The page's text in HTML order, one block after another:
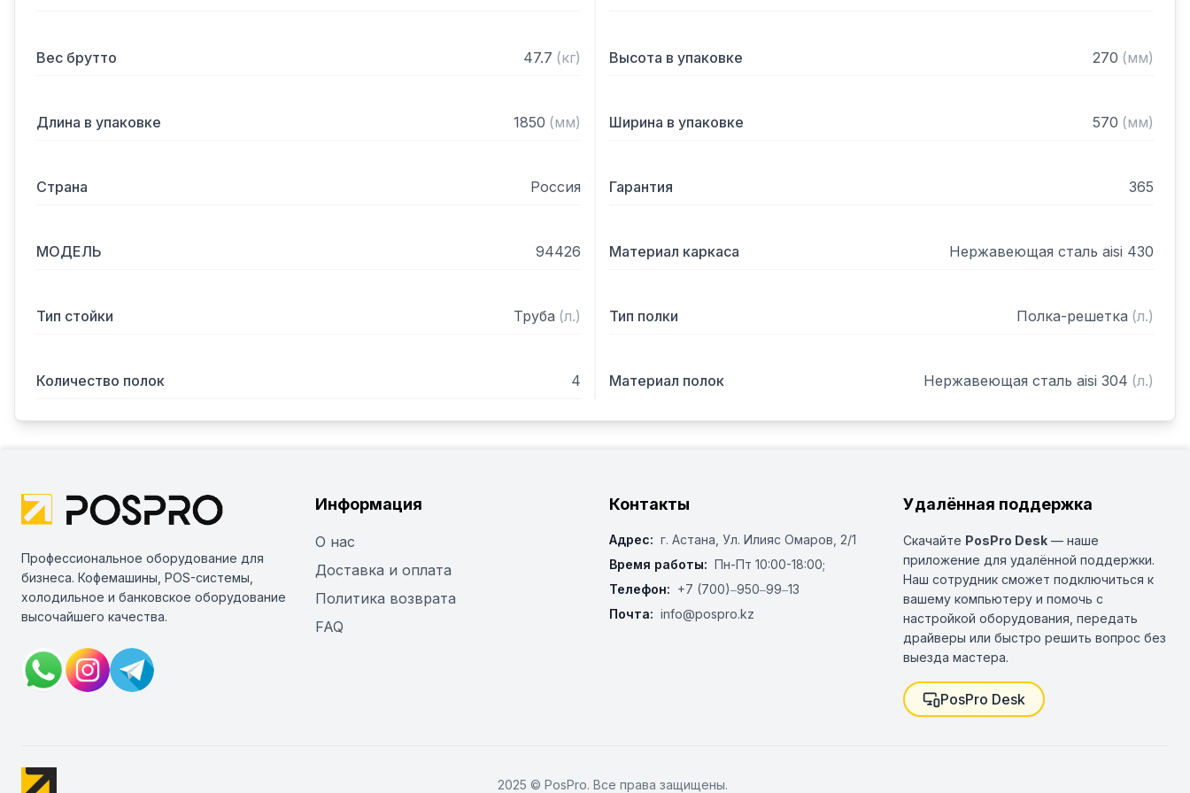
Вес брутто 47.7 (кг) Высота в упаковке 270 (мм)
Длина в упаковке 1850 (мм) Ширина в упаковке 570 (мм)
Страна Россия Гарантия 365
МОДЕЛЬ 94426 Материал каркаса Нержавеющая сталь aisi 430
Тип стойки Труба (л.) Тип полки Полка-решетка (л.)
Количество полок 4 Материал полок Нержавеющая сталь aisi 304 (л.)
Профессиональное оборудование для
бизнеса. Кофемашины, POS-системы,
холодильное и банковское оборудование
высочайшего качества.
Информация
О нас
Доставка и оплата
Политика возврата
FAQ
Контакты
Адрес: г. Астана, ​Ул. Илияс Омаров, 2/1
Время работы: Пн-Пт 10:00-18:00;
Телефон: +7 (700)‒950‒99‒13
Почта: info@pospro.kz
Удалённая поддержка
Скачайте PosPro Desk — наше
приложение для удалённой поддержки.
Наш сотрудник сможет подключиться к
вашему компьютеру и помочь с
настройкой оборудования, передать
драйверы или быстро решить вопрос без
выезда мастера.
PosPro Desk
2025 © PosPro. Все права защищены.